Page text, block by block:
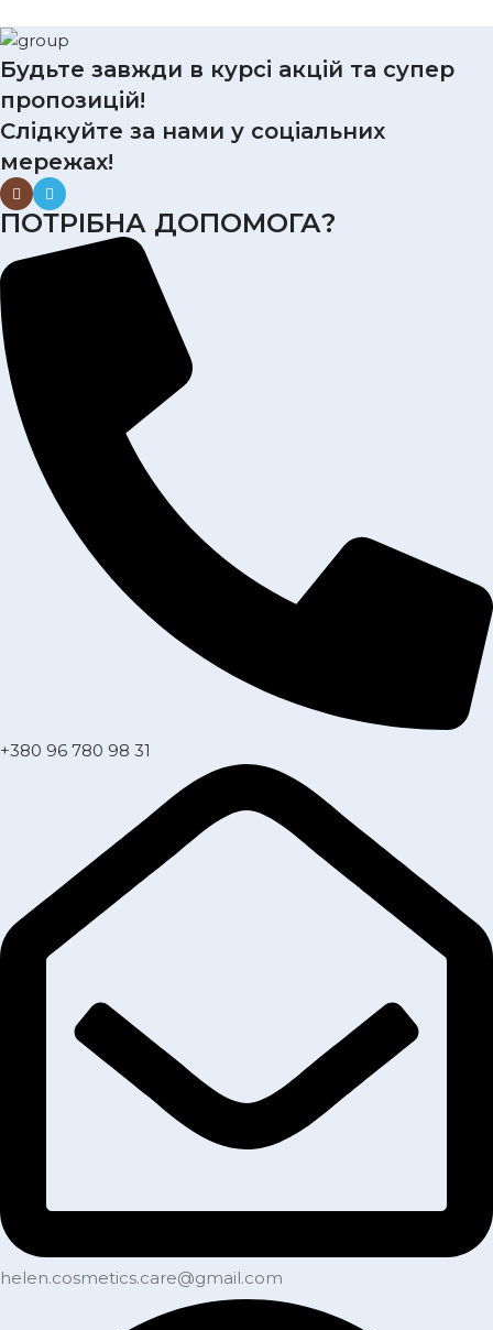
Будьте завжди в курсі акцій та супер
пропозицій!
Слідкуйте за нами у соціальних
мережах!
ПОТРІБНА ДОПОМОГА?
+380 96 780 98 31
helen.cosmetics.care@gmail.com